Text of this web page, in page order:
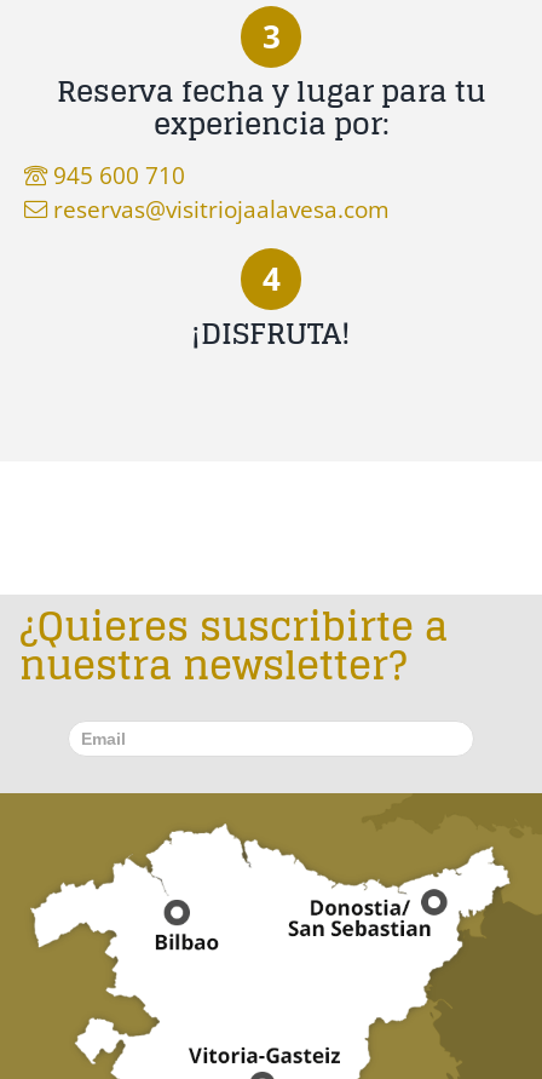
3
Reserva fecha y lugar para tu
experiencia por:
945 600 710
reservas@visitriojaalavesa.com
4
¡DISFRUTA!
¿Quieres suscribirte a
nuestra newsletter?